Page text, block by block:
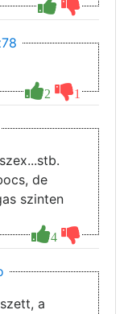
2 1
4
de
szinten
a